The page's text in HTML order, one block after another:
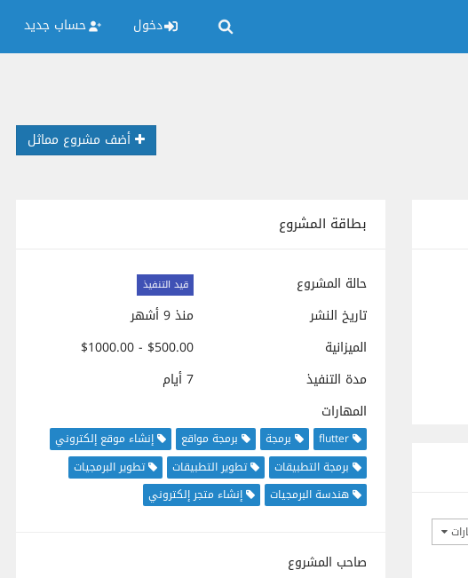
دخول حساب جديد
أضف مشروع مماثل
بطاقة المشروع
حالة المشروع قيد التنفيذ
تاريخ النشر
منذ 9 أشهر
الميزانية
$500.00 - $1000.00
مدة التنفيذ
7 أيام
المهارات
flutter برمجة برمجة مواقع
إنشاء موقع إلكتروني
برمجة التطبيقات
تطوير التطبيقات
تطوير البرمجيات
هندسة البرمجيات
إنشاء متجر إلكتروني
صاحب المشروع